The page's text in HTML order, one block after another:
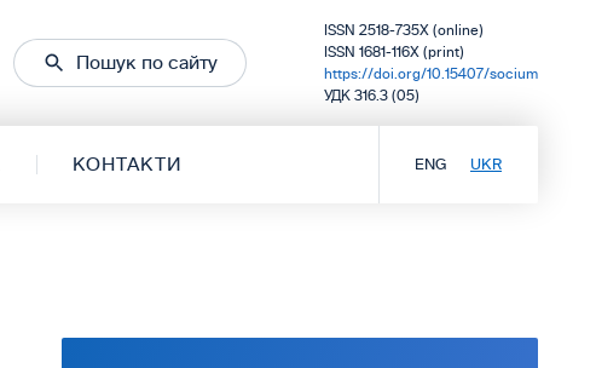
Пошук по сайту
ISSN 2518-735X (online)
ISSN 1681-116X (print)
https://doi.org/10.15407/socium
УДК 316.3 (05)
КОНТАКТИ ENG UKR